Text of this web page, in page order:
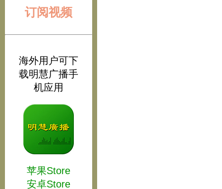
订阅视频
海外用户可下
载明慧广播手
机应用
苹果Store
安卓Store